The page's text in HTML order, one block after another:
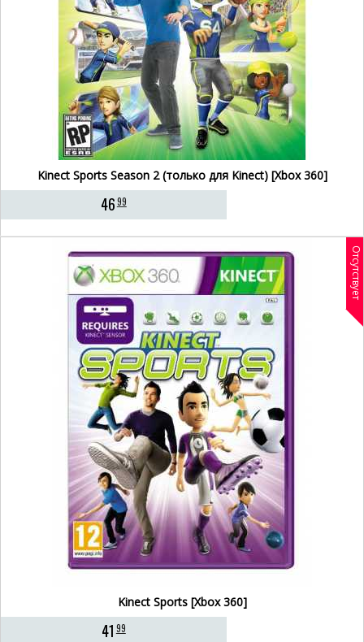
Kinect Sports Season 2 (только для Kinect) [Xbox 360]
4699
Отсутствует
Kinect Sports [Xbox 360]
41 99